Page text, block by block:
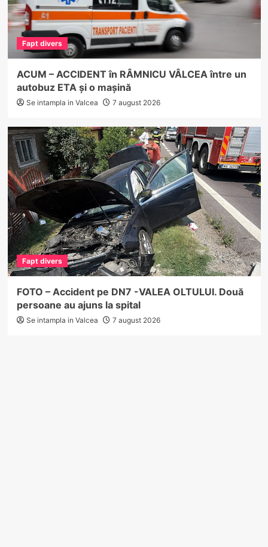
Fapt divers
ACUM – ACCIDENT în RÂMNICU VÂLCEA între un
autobuz ETA și o mașină
Se intampla in Valcea 7 august 2026
Fapt divers
FOTO – Accident pe DN7 -VALEA OLTULUI. Două
persoane au ajuns la spital
Se intampla in Valcea 7 august 2026